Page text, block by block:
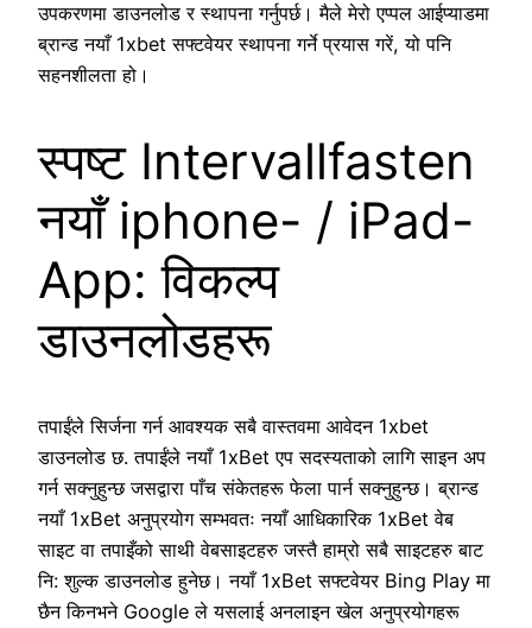
उपकरणमा डाउनलोड र स्थापना गर्नुपर्छ। मैले मेरो एप्पल आईप्याडमा
ब्रान्ड नयाँ 1xbet सफ्टवेयर स्थापना गर्ने प्रयास गरें, यो पनि
सहनशीलता हो।
स्पष्ट Intervallfasten
नयाँ iphone- / iPad-
App: विकल्प
डाउनलोडहरू
तपाईंले सिर्जना गर्न आवश्यक सबै वास्तवमा आवेदन 1xbet
डाउनलोड छ. तपाईंले नयाँ 1xBet एप सदस्यताको लागि साइन अप
गर्न सक्नुहुन्छ जसद्वारा पाँच संकेतहरू फेला पार्न सक्नुहुन्छ। ब्रान्ड
नयाँ 1xBet अनुप्रयोग सम्भवतः नयाँ आधिकारिक 1xBet वेब
साइट वा तपाइँको साथी वेबसाइटहरु जस्तै हाम्रो सबै साइटहरु बाट
नि: शुल्क डाउनलोड हुनेछ। नयाँ 1xBet सफ्टवेयर Bing Play मा
छैन किनभने Google ले यसलाई अनलाइन खेल अनुप्रयोगहरू